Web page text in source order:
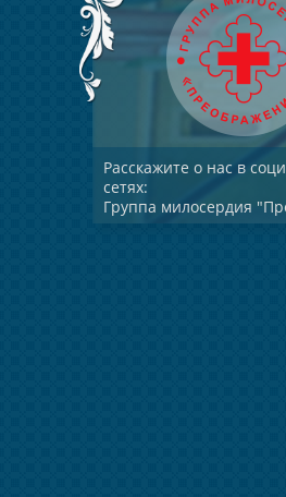
Расскажите о нас в
сетях:
Группа милосердия